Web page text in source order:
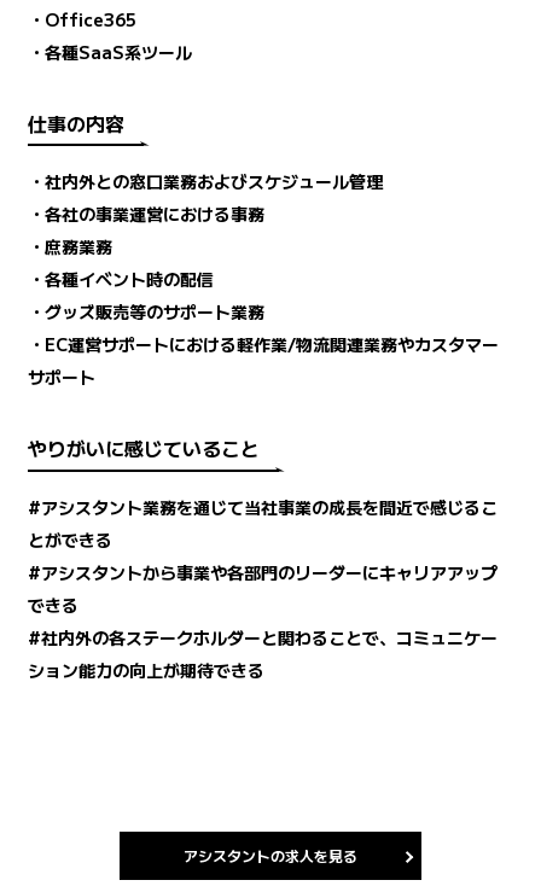
・Office365
・各種SaaS系ツール
仕事の内容
・社内外との窓口業務およびスケジュール管理
・各社の事業運営における事務
・庶務業務
・各種イベント時の配信
・グッズ販売等のサポート業務
・EC運営サポートにおける軽作業/物流関連業務やカスタマー
サポート
やりがいに感じていること
#アシスタント業務を通じて当社事業の成長を間近で感じるこ
とができる
#アシスタントから事業や各部門のリーダーにキャリアアップ
できる
#社内外の各ステークホルダーと関わることで、コミュニケー
ション能力の向上が期待できる
アシスタントの求人を見る